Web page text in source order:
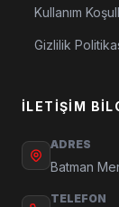
Kullanım
Gizlilik
İLETIŞIM
ADRES
Batman
TELEFON